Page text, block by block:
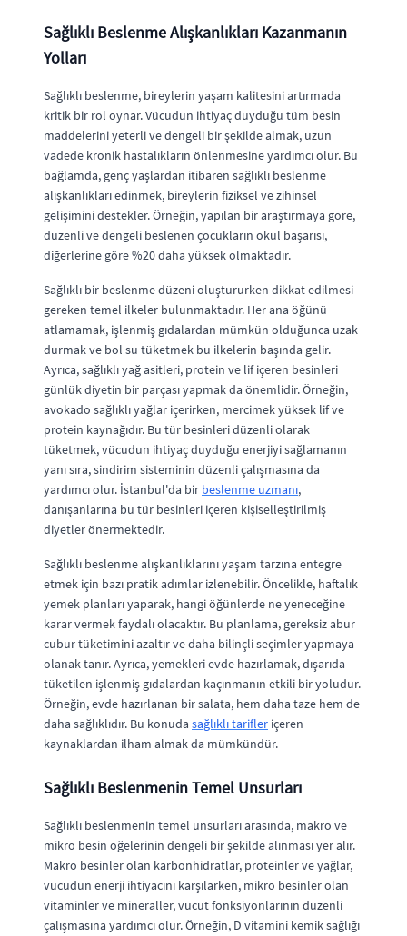
Sağlıklı Beslenme Alışkanlıkları Kazanmanın
Yolları
Sağlıklı beslenme, bireylerin yaşam kalitesini artırmada
kritik bir rol oynar. Vücudun ihtiyaç duyduğu tüm besin
maddelerini yeterli ve dengeli bir şekilde almak, uzun
vadede kronik hastalıkların önlenmesine yardımcı olur. Bu
bağlamda, genç yaşlardan itibaren sağlıklı beslenme
alışkanlıkları edinmek, bireylerin fiziksel ve zihinsel
gelişimini destekler. Örneğin, yapılan bir araştırmaya göre,
düzenli ve dengeli beslenen çocukların okul başarısı,
diğerlerine göre %20 daha yüksek olmaktadır.
Sağlıklı bir beslenme düzeni oluştururken dikkat edilmesi
gereken temel ilkeler bulunmaktadır. Her ana öğünü
atlamamak, işlenmiş gıdalardan mümkün olduğunca uzak
durmak ve bol su tüketmek bu ilkelerin başında gelir.
Ayrıca, sağlıklı yağ asitleri, protein ve lif içeren besinleri
günlük diyetin bir parçası yapmak da önemlidir. Örneğin,
avokado sağlıklı yağlar içerirken, mercimek yüksek lif ve
protein kaynağıdır. Bu tür besinleri düzenli olarak
tüketmek, vücudun ihtiyaç duyduğu enerjiyi sağlamanın
yanı sıra, sindirim sisteminin düzenli çalışmasına da
yardımcı olur. İstanbul'da bir beslenme uzmanı,
danışanlarına bu tür besinleri içeren kişiselleştirilmiş
diyetler önermektedir.
Sağlıklı beslenme alışkanlıklarını yaşam tarzına entegre
etmek için bazı pratik adımlar izlenebilir. Öncelikle, haftalık
yemek planları yaparak, hangi öğünlerde ne yeneceğine
karar vermek faydalı olacaktır. Bu planlama, gereksiz abur
cubur tüketimini azaltır ve daha bilinçli seçimler yapmaya
olanak tanır. Ayrıca, yemekleri evde hazırlamak, dışarıda
tüketilen işlenmiş gıdalardan kaçınmanın etkili bir yoludur.
Örneğin, evde hazırlanan bir salata, hem daha taze hem de
daha sağlıklıdır. Bu konuda sağlıklı tarifler içeren
kaynaklardan ilham almak da mümkündür.
Sağlıklı Beslenmenin Temel Unsurları
Sağlıklı beslenmenin temel unsurları arasında, makro ve
mikro besin öğelerinin dengeli bir şekilde alınması yer alır.
Makro besinler olan karbonhidratlar, proteinler ve yağlar,
vücudun enerji ihtiyacını karşılarken, mikro besinler olan
vitaminler ve mineraller, vücut fonksiyonlarının düzenli
çalışmasına yardımcı olur. Örneğin, D vitamini kemik sağlığı